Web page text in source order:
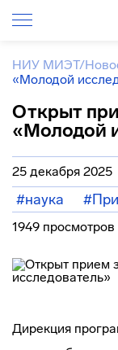
НИУ МИЭТ/
«Молодой
Открыт
«Молодой
25 декабря 2025
#наука
1949 просмотров
Дирекция